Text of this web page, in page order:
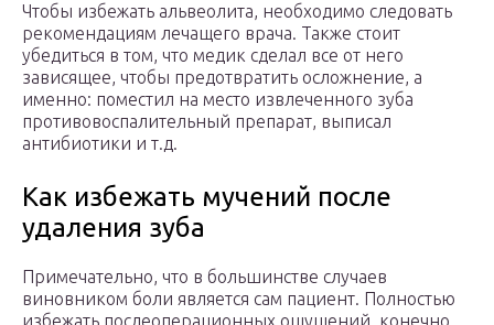
Чтобы избежать альвеолита, необходимо следовать
рекомендациям лечащего врача. Также стоит
убедиться в том, что медик сделал все от него
зависящее, чтобы предотвратить осложнение, а
именно: поместил на место извлеченного зуба
противовоспалительный препарат, выписал
антибиотики и т.д.
Как избежать мучений после
удаления зуба
Примечательно, что в большинстве случаев
виновником боли является сам пациент. Полностью
избежать послеоперационных ощущений, конечно,